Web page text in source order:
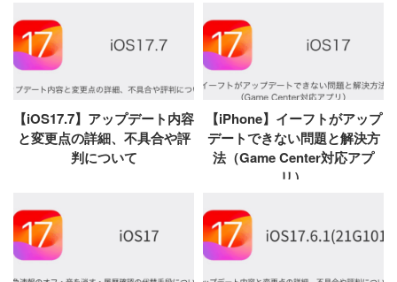
【iOS17.7】アップデート内容
と変更点の詳細、不具合や評
判について
【iPhone】イーフトがアップ
デートできない問題と解決方
法（Game Center対応アプ
リ）